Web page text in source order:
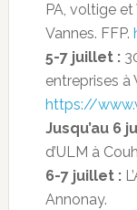
PA, voltige
Vannes. FFP.
5-7 juillet :
entreprises à
https://
Jusqu’au 6
d’ULM à
6-7 juillet :
Annonay.